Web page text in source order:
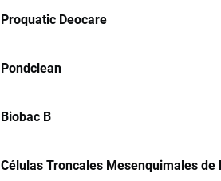
Proquatic Deocare
Pondclean
Biobac B
Células Troncales Mesenquimales de